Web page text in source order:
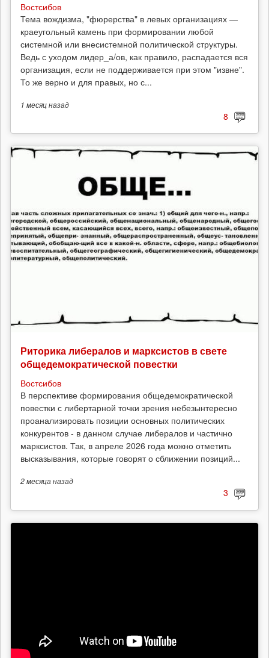
Востсибов
Тема вождизма, "фюрерства" в левых организациях —
краеугольный камень при формировании любой
системной или внесистемной политической структуры.
Ведь с уходом лидер_а/ов, как правило, распадается вся
организация, если не поддерживается при этом "извне".
То же верно и для правых, но с...
1 месяцназад
8
Риторика либералов и марксистов в свете
общедемократической повестки
Востсибов
В перспективе формирования общедемократической
повестки с либертарной точки зрения небезынтересно
проанализировать позиции основных политических
конкурентов - в данном случае либералов и частично
марксистов. Так, в апреле 2026 года можно отметить
высказывания, которые говорят о сближении позиций...
2 месяцаназад
3